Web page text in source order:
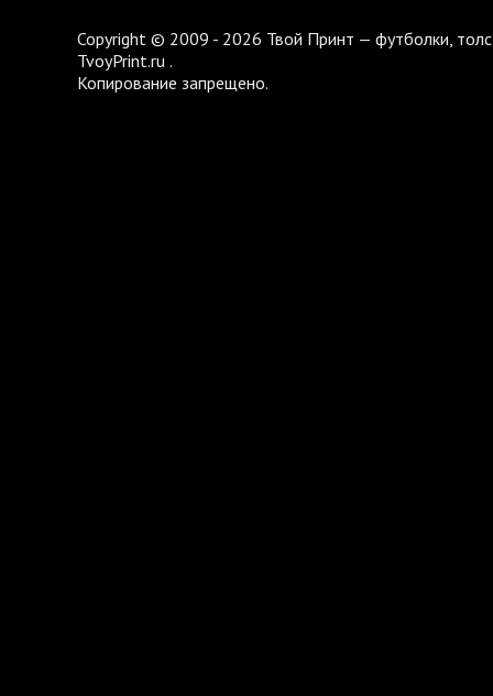
Copyright © 2009 - 2026 Твой Принт — футболки,
TvoyPrint.ru .
Копирование запрещено.